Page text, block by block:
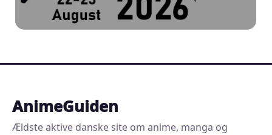
AnimeGuiden
Ældste aktive danske site om anime, manga og